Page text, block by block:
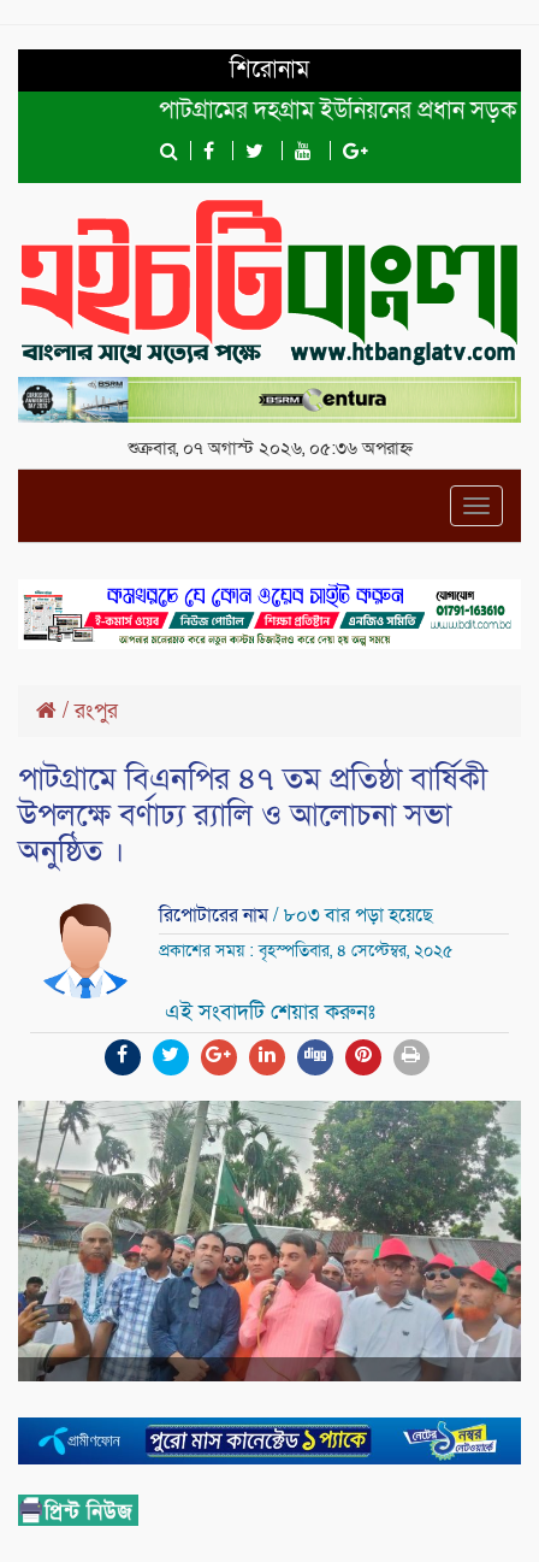
শিরোনাম
পাটগ্রামের দহগ্রাম ইউনিয়নের প্রধান সড়ক ভেঙ্গে
শুক্রবার, ০৭ অগাস্ট ২০২৬, ০৫:৩৬ অপরাহ্ন
/রংপুর
পাটগ্রামে বিএনপির ৪৭ তম প্রতিষ্ঠা বার্ষিকী
উপলক্ষে বর্ণাঢ্য র‍্যালি ও আলোচনা সভা
অনুষ্ঠিত ।
রিপোটারের নাম/ ৮০৩ বার পড়া হয়েছে
প্রকাশের সময় : বৃহস্পতিবার, ৪ সেপ্টেম্বর, ২০২৫
এই সংবাদটি শেয়ার করুনঃ